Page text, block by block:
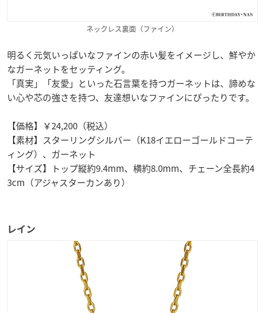
ネックレス裏面（ファイン）
明るく元気いっぱいなファインの赤い髪をイメージし、鮮やか
なガーネットをセッティング。
「真実」「友愛」といった石言葉を持つガーネットは、諦めな
い心や芯の強さを持つ、友達想いなファインにぴったりです。
【価格】￥24,200（税込）
【素材】スターリングシルバー（K18イエローゴールドコーテ
ィング）、ガーネット
【サイズ】トップ縦約9.4mm、横約8.0mm、チェーン全長約4
3cm（アジャスターカンあり）
レイン